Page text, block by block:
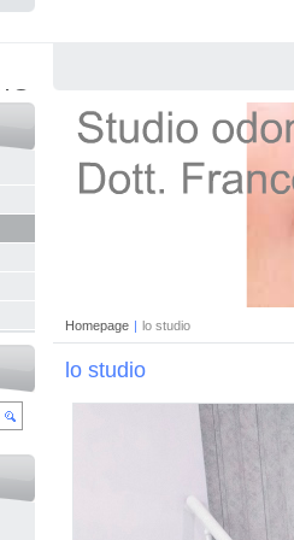
Homepage | lo studio
lo studio